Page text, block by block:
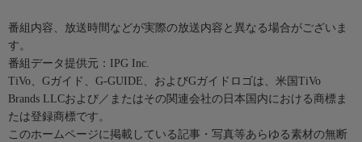
番組内容、放送時間などが実際の放送内容と異なる場合がございま
す。
番組データ提供元：IPG Inc.
TiVo、Gガイド、G-GUIDE、およびGガイドロゴは、米国TiVo
Brands LLCおよび／またはその関連会社の日本国内における商標ま
たは登録商標です。
このホームページに掲載している記事・写真等あらゆる素材の無断